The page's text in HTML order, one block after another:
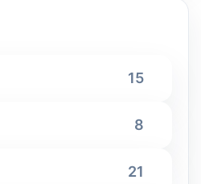
15
8
21